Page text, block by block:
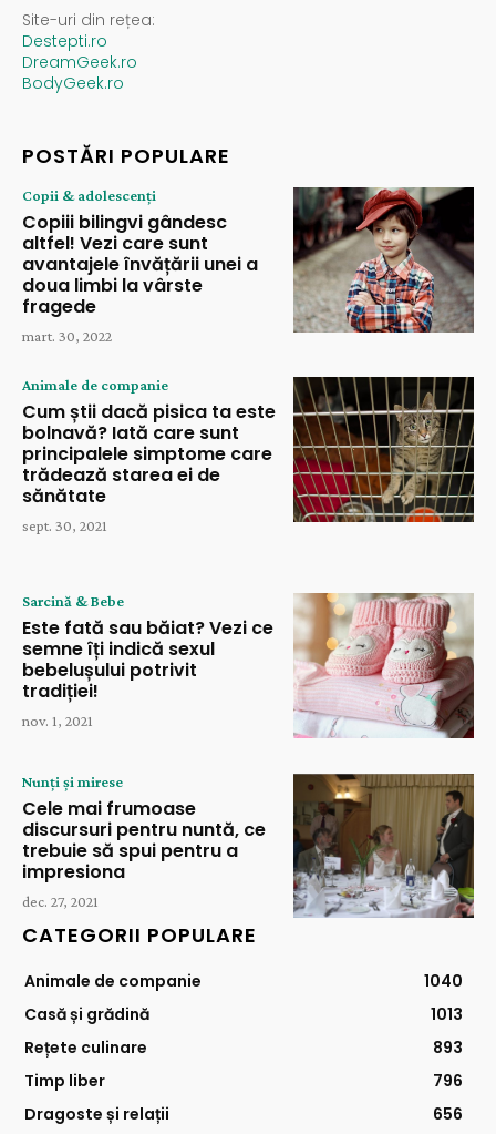
Site-uri din rețea:
Destepti.ro
DreamGeek.ro
BodyGeek.ro
POSTĂRI POPULARE
Copii & adolescenți
Copiii bilingvi gândesc
altfel! Vezi care sunt
avantajele învățării unei a
doua limbi la vârste
fragede
mart. 30, 2022
Animale de companie
Cum știi dacă pisica ta este
bolnavă? Iată care sunt
principalele simptome care
trădează starea ei de
sănătate
sept. 30, 2021
Sarcină & Bebe
Este fată sau băiat? Vezi ce
semne îți indică sexul
bebelușului potrivit
tradiției!
nov. 1, 2021
Nunți și mirese
Cele mai frumoase
discursuri pentru nuntă, ce
trebuie să spui pentru a
impresiona
dec. 27, 2021
CATEGORII POPULARE
Animale de companie
1040
Casă și grădină
1013
Rețete culinare
893
Timp liber
796
Dragoste și relații
656